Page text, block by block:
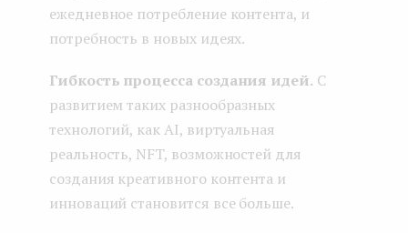
ежедневное потребление контента, и
потребность в новых идеях.
Гибкость процесса создания идей. С
развитием таких разнообразных
технологий, как AI, виртуальная
реальность, NFT, возможностей для
создания креативного контента и
инноваций становится все больше.